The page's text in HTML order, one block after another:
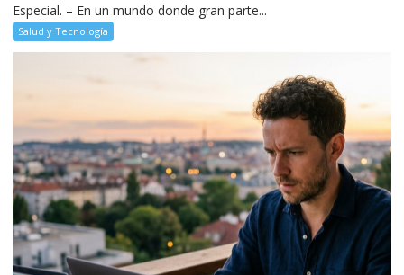
Especial. – En un mundo donde gran parte...
Salud y Tecnología